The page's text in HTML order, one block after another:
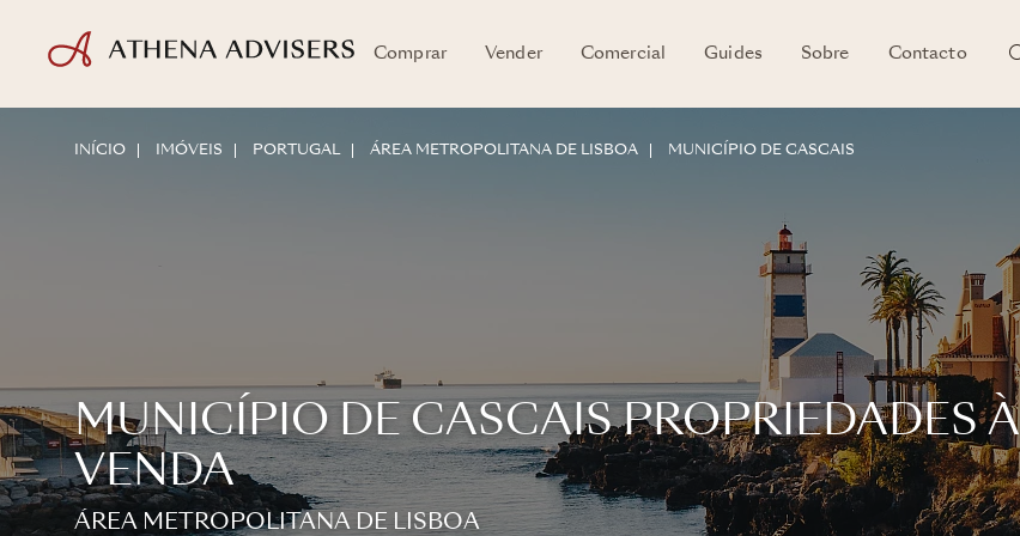
Comprar Vender Comercial Guides Sobre Contacto
INÍCIO IMÓVEIS PORTUGAL ÁREA METROPOLITANA DE LISBOA MUNICÍPIO DE CASCAIS
MUNICÍPIO DE CASCAIS PROPRIEDADES À
VENDA
ÁREA METROPOLITANA DE LISBOA